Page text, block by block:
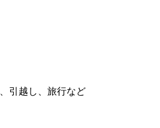
引越し、旅行など